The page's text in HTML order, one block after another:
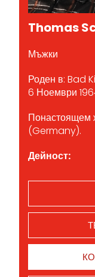
Thomas
Мъжки
Роден в: Bad
6 Ноември
Понастоящем
(Germany).
Дейност: